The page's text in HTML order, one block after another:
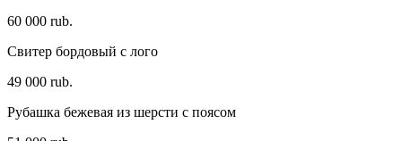
60 000 rub.
Свитер бордовый с лого
49 000 rub.
Рубашка бежевая из шерсти с поясом